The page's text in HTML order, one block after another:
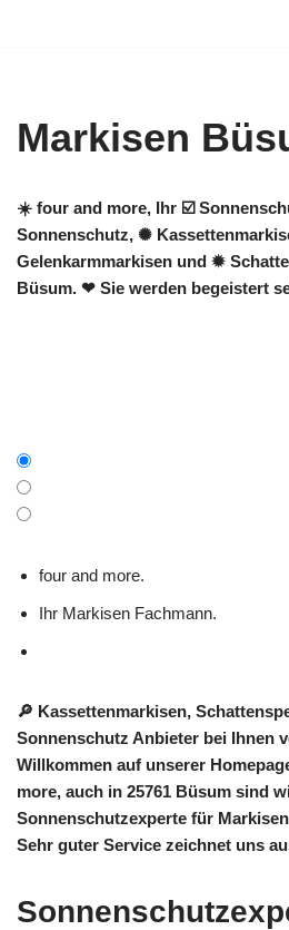
Markisen
☀️ four and more, Ihr ☑️
Sonnenschutz, ✺
Gelenkarmmarkisen und ✹
Büsum. ❤ Sie werden begeistert
four and more.
Ihr Markisen Fachmann.
🔎 Kassettenmarkisen,
Sonnenschutz Anbieter bei Ihnen
Willkommen auf unserer
more, auch in 25761 Büsum sind
Sonnenschutzexperte für
Sehr guter Service zeichnet uns